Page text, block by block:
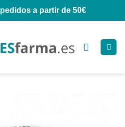
pedidos a partir de 50€